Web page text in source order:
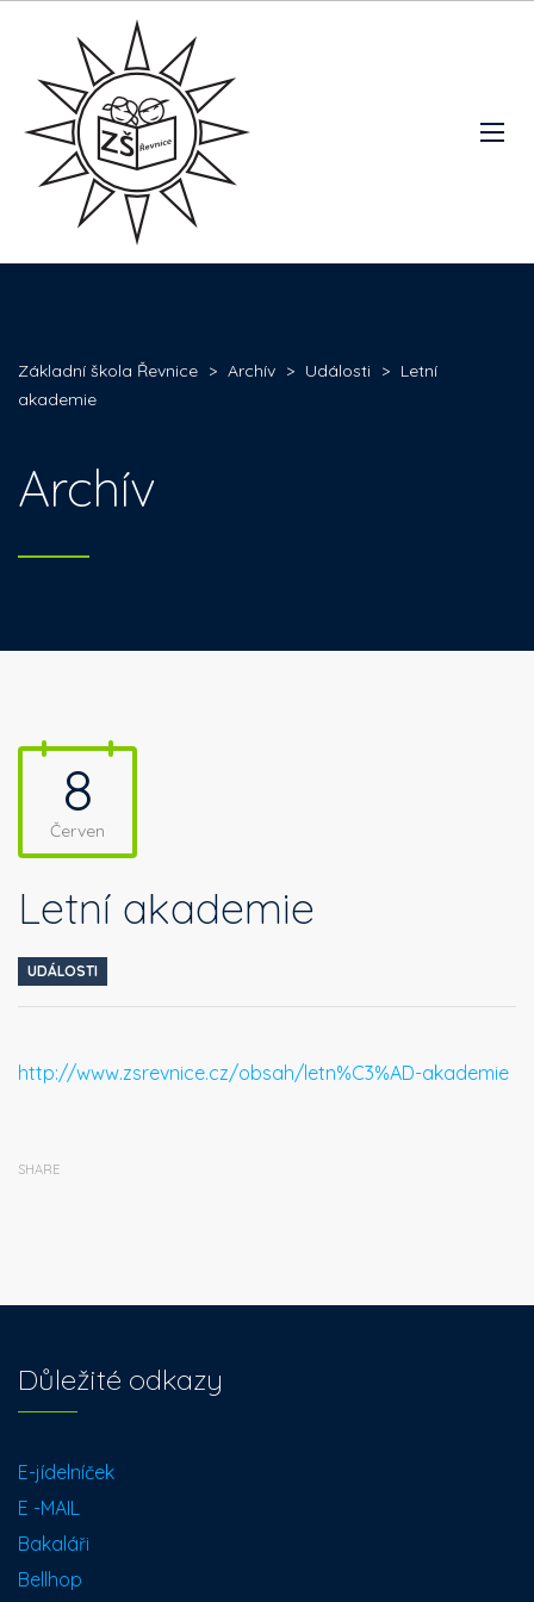
Základní škola Řevnice > Archív > Události > Letní
akademie
Archív
8
Červen
Letní akademie
UDÁLOSTI
http://www.zsrevnice.cz/obsah/letn%C3%AD-akademie
SHARE
Důležité odkazy
E-jídelníček
E -MAIL
Bakaláři
Bellhop